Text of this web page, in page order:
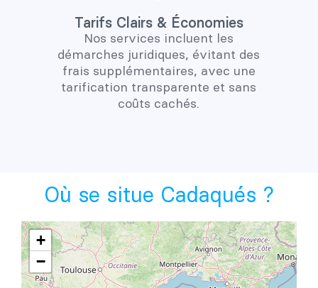
Tarifs Clairs & Économies
Nos services incluent les
démarches juridiques, évitant des
frais supplémentaires, avec une
tarification transparente et sans
coûts cachés.
Où se situe Cadaqués ?
+
−